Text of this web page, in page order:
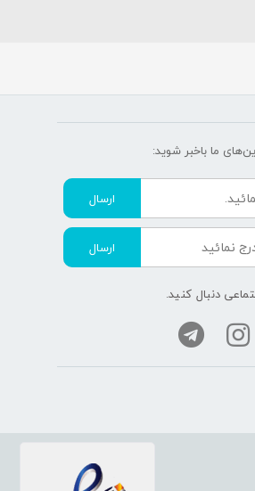
ما‌ باخبر شوید:
ارسال
ارسال
دنبال کنید.